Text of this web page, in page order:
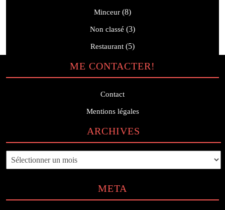
Minceur (8)
Non classé (3)
Restaurant (5)
ME CONTACTER!
Contact
Mentions légales
ARCHIVES
Archives
META